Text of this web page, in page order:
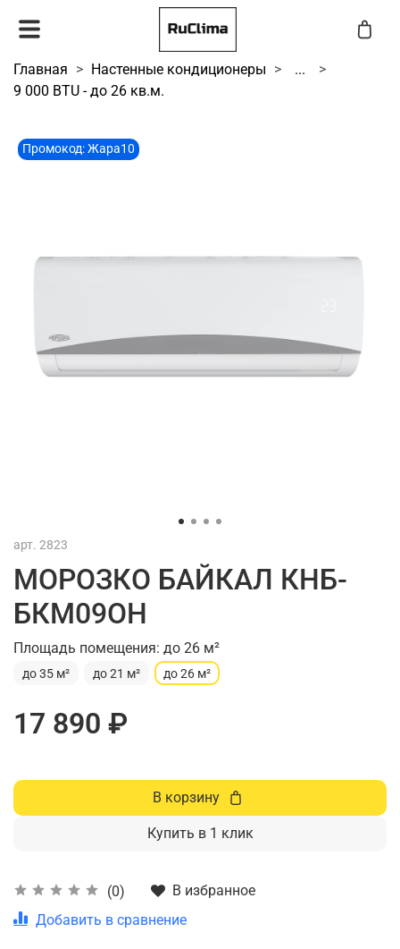
Главная Настенные кондиционеры
...
9 000 BTU - до 26 кв.м.
Промокод: Жара10
арт. 2823
МОРОЗКО БАЙКАЛ КНБ-
БКМ09ОН
Площадь помещения: до 26 м²
до 35 м² до 21 м² до 26 м²
(0)
В избранное
Добавить в сравнение
17 890 ₽
В корзину
Купить в 1 клик